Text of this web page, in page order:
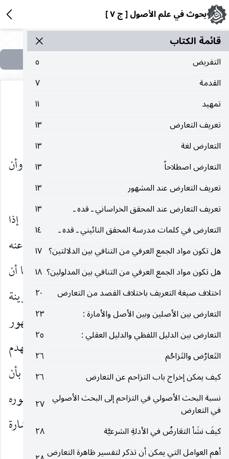
بحوث في علم الأصول [ ج ٧ ]
قائمة الکتاب
التفريض
٥
القدمة
٧
تمهيد
١١
تعريف التعارض
١٣
التعارض لغة
١٣
التعارض اصطلاحاً
١٣
تعريف التعارض عند المشهور
١٣
تعريف التعارض عند المحقق الخراساني ـ قده ـ
١٣
التعارض في كلمات مدرسة المحقق النائيني ـ قده ـ
١٤
هل تكون مواد الجمع العرفي من التنافي بين الدلالتين؟ ١٧
هل تكون مواد الجمع العرفي من التنافي بين المدلولين؟ ١٨
اختلاف صيغة التعريف باختلاف القصد من التعارض
٢٠
التعارض بين الأصلين وبين الأصل والأمارة :
٢٣
التعارض بين الدليل اللفظي والدليل العقلي :
٢٥
التَعارُض والتَزاحُم
٢٦
كيف يمكن إخراج باب التزاحم عن التعارض
٢٦
نسبة البحث الأصولي في التزاحم إلى البحث الأصولي
في التعارض
٢٧
كيفَ نشَأ التعَارضُ في الأدلةِ الشرعيَّة
٢٨
أهم العوامل التي يمكن أن تذكر لتفسير ظاهرة التعارض
٣ ـ أحكام الحكومة :
وبعد أن اتضحت نظرية الحكومة وحقيقتها لا بد وأن
نشير إلى أهم أحكامها وهي كما يلي :
١ ـ إن الدليل الحاكم كالتخصيص من حيث أنه إذا
كان متصلاً بالكلام يرفع الظهور وإذا كان منفصلاً عنه
فيرفع الحجية دون الظهور. وهذا واضح بعد أن عرفنا أن
ملاك الحكومة إنما هو القرينية الشخصية ، فإن القرينة
كلما اتصلت بذي القرينة كانت صالحة لرفع الظهور
وجعل مدلوله على وفق القرينة وإذا انفصلت عنه فتهدم
حجيته ، بناء على المصادرة العقلائية المتقدمة القائلة بأن
للمتكلم أن يحدد المراد النهائيّ لمدلول كلامه ، وأما ظهوره
المنعقد فيبقى على حاله على توضيح وتفصيل تأتي الإشارة
إليه في الجمع العرفي والقرينية النوعية.